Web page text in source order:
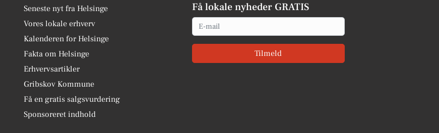
Seneste nyt fra Helsinge
Vores lokale erhverv
Kalenderen for Helsinge
Fakta om Helsinge
Erhvervsartikler
Gribskov Kommune
Få en gratis salgsvurdering
Sponsoreret indhold
Få lokale nyheder GRATIS
Email
Tilmeld